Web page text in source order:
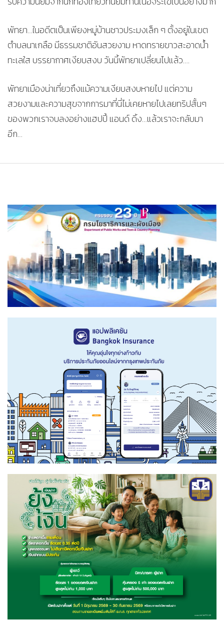
พัทยา…ในอดีตเป็นเพียงหมู่บ้านชาวประมงเล็ก ๆ ตั้งอยู่ในเขต
ตำบลนาเกลือ มีธรรมชาติอันสวยงาม หาดทรายขาวสะอาดน้ำ
ทะเลใส บรรยากาศเงียบสงบ วันนี้พัทยาเปลี่ยนไปแล้ว….
พัทยาเมืองน่าเที่ยวถึงแม้ความเงียบสงบหายไป แต่ความ
สวยงามและความสุขจากการมาที่นี่ไม่เคยหายไปเลยทริปสั้นๆ
ของพวกเราจบลงอย่างแฮปปี้ แอนด์ ดิ้ง…แล้วเราจะกลับมา
อีก…